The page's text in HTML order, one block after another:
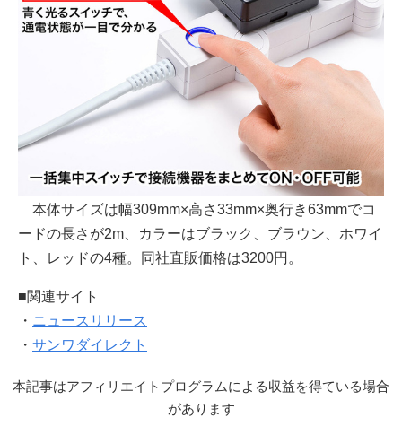
本体サイズは幅309mm×高さ33mm×奥行き63mmでコ
ードの長さが2m、カラーはブラック、ブラウン、ホワイ
ト、レッドの4種。同社直販価格は3200円。
■関連サイト
・ ニュースリリース
・ サンワダイレクト
本記事はアフィリエイトプログラムによる収益を得ている場合
があります